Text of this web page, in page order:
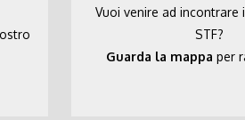
Vuoi venire ad incontrare
STF?
Guarda la mappa per